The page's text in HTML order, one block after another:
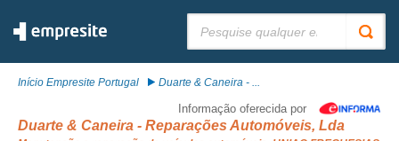
Início Empresite Portugal Duarte & Caneira - ...
Informação oferecida por
Duarte & Caneira - Reparações Automóveis, Lda